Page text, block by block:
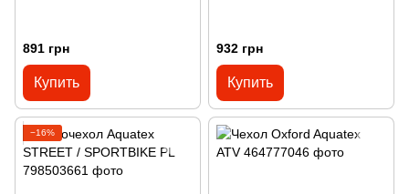
891 грн
Купить
932 грн
Купить
−16%